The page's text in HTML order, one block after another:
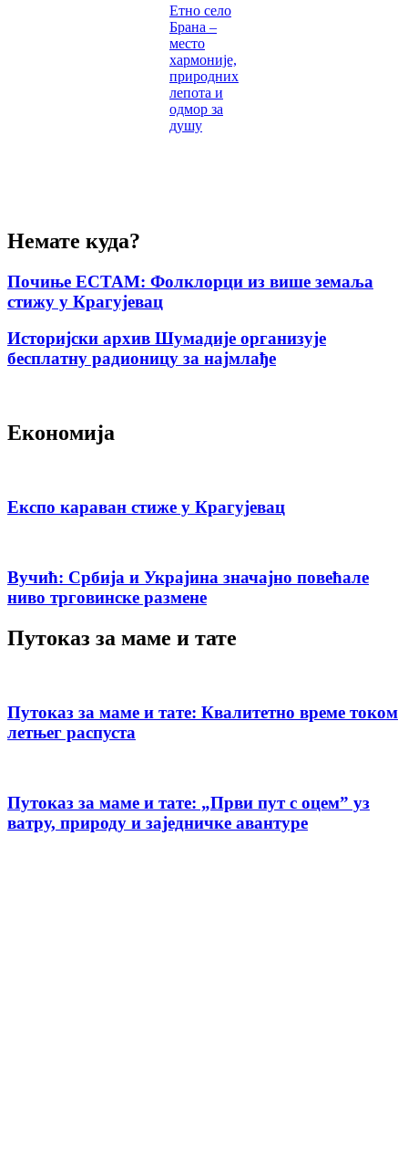
Етно село
Брана –
место
хармоније,
природних
лепота и
одмор за
душу
Немате куда?
Почиње ЕСТАМ: Фолклорци из више земаља
стижу у Крагујевац
Историјски архив Шумадије организује
бесплатну радионицу за најмлађе
Економија
Експо караван стиже у Крагујевац
Вучић: Србија и Украјина значајно повећале
ниво трговинске размене
Путоказ за маме и тате
Путоказ за маме и тате: Квалитетно време током
летњег распуста
Путоказ за маме и тате: „Први пут с оцемˮ уз
ватру, природу и заједничке авантуре